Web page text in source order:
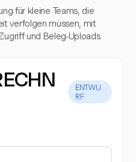
für kleine Teams, die
verfolgen müssen, mit
und Beleg-Uploads.
ENTWU
RF